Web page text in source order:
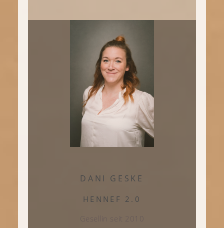
DANI GESKE
HENNEF 2.0
Gesellin seit 2010